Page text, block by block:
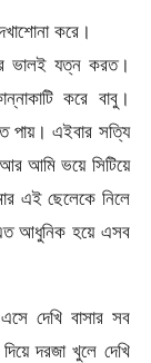
করে।
ভালই যত্ন করত।
করে বাবু।
পায়। এইবার সত্যি
আমি ভয়ে সিটিয়ে
এই ছেলেকে নিলে
এত আধুনিক হয়ে এসব
দেখি বাসার সব
দরজা খুলে দেখি